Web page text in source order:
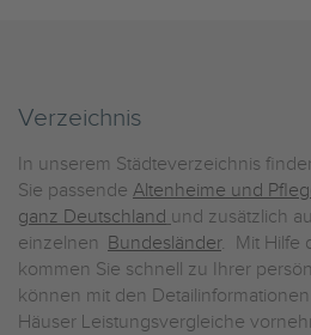
Verzeichnis
In unserem Städteverzeichnis
Sie passende Altenheime und
ganz Deutschland und zusätzlich
einzelnen Bundesländer. Mit Hilfe
kommen Sie schnell zu Ihrer
können mit den
Häuser Leistungsvergleiche